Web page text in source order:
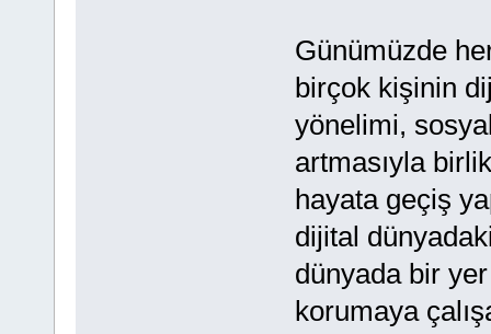
Günümüzde
birçok kişinin
yönelimi,
artmasıyla
hayata geçiş
dijital
dünyada bir
korumaya